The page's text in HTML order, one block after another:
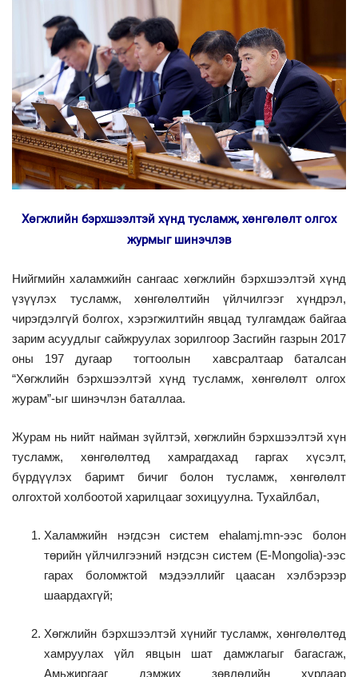
Хөгжлийн бэрхшээлтэй хүнд тусламж, хөнгөлөлт олгох
журмыг шинэчлэв
Нийгмийн халамжийн сангаас хөгжлийн бэрхшээлтэй хүнд
үзүүлэх тусламж, хөнгөлөлтийн үйлчилгээг хүндрэл,
чирэгдэлгүй болгох, хэрэгжилтийн явцад тулгамдаж байгаа
зарим асуудлыг сайжруулах зорилгоор Засгийн газрын 2017
оны 197 дугаар тогтоолын хавсралтаар баталсан
“Хөгжлийн бэрхшээлтэй хүнд тусламж, хөнгөлөлт олгох
журам”-ыг шинэчлэн баталлаа.
Журам нь нийт найман зүйлтэй, хөгжлийн бэрхшээлтэй хүн
тусламж, хөнгөлөлтөд хамрагдахад гаргах хүсэлт,
бүрдүүлэх баримт бичиг болон тусламж, хөнгөлөлт
олгохтой холбоотой харилцааг зохицуулна. Тухайлбал,
Халамжийн нэгдсэн систем еhalamj.mn-ээс болон
төрийн үйлчилгээний нэгдсэн систем (Е-Mongolia)-ээс
гарах боломжтой мэдээллийг цаасан хэлбэрээр
шаардахгүй;
Хөгжлийн бэрхшээлтэй хүнийг тусламж, хөнгөлөлтөд
хамруулах үйл явцын шат дамжлагыг багасгаж,
Амьжиргааг дэмжих зөвлөлийн хурлаар